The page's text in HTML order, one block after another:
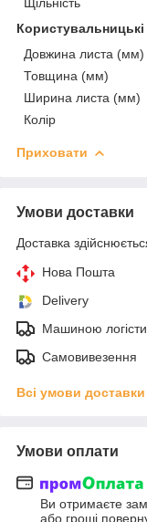
Довжина листа (мм)
Товщина (мм)
Ширина листа (мм)
Колір
Приховати
Умови доставки
Доставка
Нова Пошта
Delivery
Машиною
Самовивезення
Всі умови доставки
Умови оплати
Ви отримаєте
або гроші